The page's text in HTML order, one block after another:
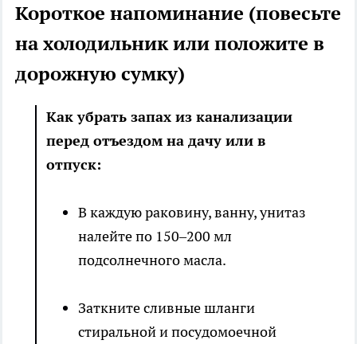
Короткое напоминание (повесьте
на холодильник или положите в
дорожную сумку)
Как убрать запах из канализации
перед отъездом на дачу или в
отпуск:
В каждую раковину, ванну, унитаз
налейте по 150–200 мл
подсолнечного масла.
Заткните сливные шланги
стиральной и посудомоечной